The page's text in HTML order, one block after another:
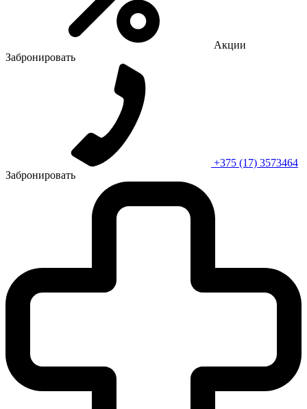
Акции
Забронировать
+375 (17) 3573464
Забронировать